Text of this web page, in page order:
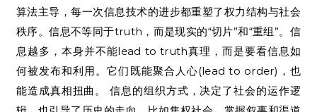
算法主导，每一次信息技术的进步都重塑了权力结构与社会
秩序。信息不等同于truth，而是现实的“切片”和“重组”。信
息越多，本身并不能lead to truth真理，而是要看信息如
何被发布和利用。它们既能聚合人心(lead to order)，也
能造成真相扭曲。 信息的组织方式，决定了社会的运作逻